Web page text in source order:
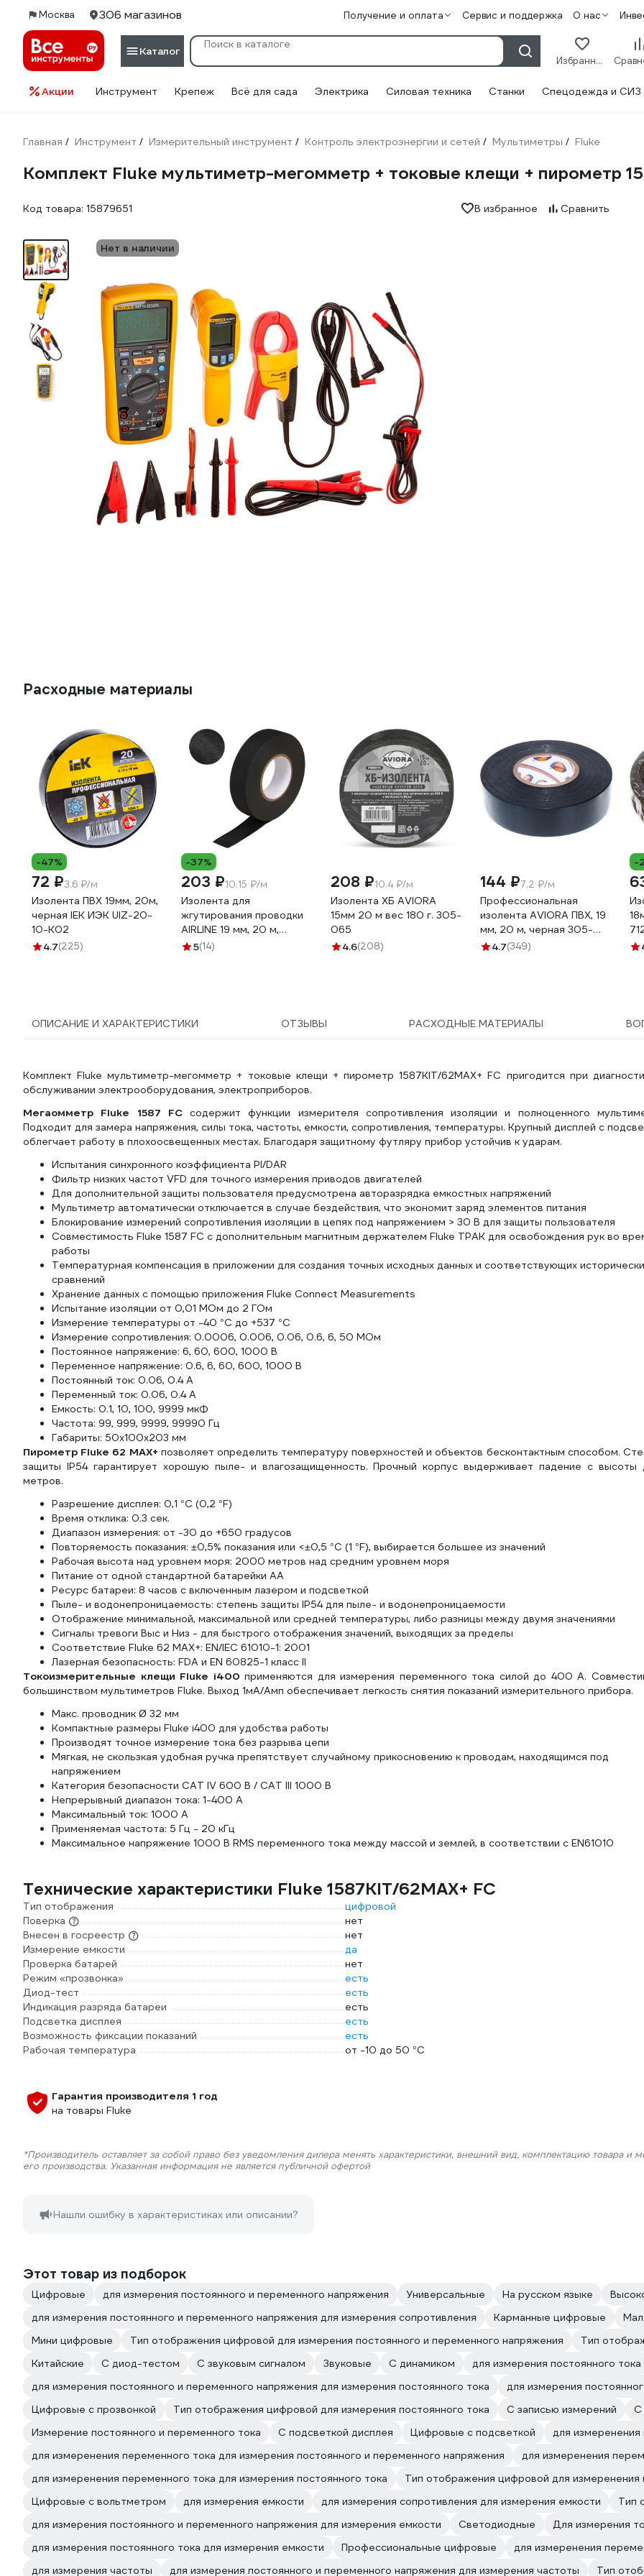
Москва 306 магазинов Получение и оплата Сервис и поддержка О нас
Каталог
Избранное
Акции Инструмент Крепеж Всё для сада Электрика Силовая техника Станки Спецодежда и СИЗ
Главная / Инструмент / Измерительный инструмент / Контроль электроэнергии и сетей / Мультиметры / Fluke
Комплект Fluke мультиметр-мегомметр + токовые клещи + пирометр
Код товара: 15879651 В избранное Сравнить
Нет в наличии
Расходные материалы
-47%
72 ₽3.6 ₽/м
Изолента ПВХ 19мм, 20м,
черная IEK ИЭК UIZ-20-
10-K02
4.7(225)
-37%
203 ₽10.15 ₽/м
Изолента для
жгутирования проводки
AIRLINE 19 мм, 20 м,
термостойкая, на основе
5(14)
208 ₽10.4 ₽/м
Изолента ХБ AVIORA
15мм 20 м вес 180 г. 305-
065
4.6(208)
144 ₽7.2 ₽/м
Профессиональная
изолента AVIORA ПВХ, 19
мм, 20 м, черная 305-
030
4.7(349)
-
ОПИСАНИЕ И ХАРАКТЕРИСТИКИ ОТЗЫВЫ РАСХОДНЫЕ МАТЕРИАЛЫ
Комплект Fluke мультиметр-мегомметр + токовые клещи + пирометр 1587KIT/62MAX+ FC пригодится при
обслуживании электрооборудования, электроприборов.
Мегаомметр Fluke 1587 FCсодержит функции измерителя сопротивления изоляции и полноценного
Подходит для замера напряжения, силы тока, частоты, емкости, сопротивления, температуры. Крупный дисплей с
облегчает работу в плохоосвещенных местах. Благодаря защитному футляру прибор устойчив к ударам.
Испытания синхронного коэффициента PI/DAR
Фильтр низких частот VFD для точного измерения приводов двигателей
Для дополнительной защиты пользователя предусмотрена авторазрядка емкостных напряжений
Мультиметр автоматически отключается в случае бездействия, что экономит заряд элементов питания
Блокирование измерений сопротивления изоляции в цепях под напряжением > 30 В для защиты пользователя
Совместимость Fluke 1587 FC с дополнительным магнитным держателем Fluke TPAK для освобождения рук во
работы
Температурная компенсация в приложении для создания точных исходных данных и соответствующих
сравнений
Хранение данных с помощью приложения Fluke Connect Measurements
Испытание изоляции от 0,01 МОм до 2 ГОм
Измерение температуры от -40 °C до +537 °C
Измерение сопротивления: 0.0006, 0.006, 0.06, 0.6, 6, 50 МОм
Постоянное напряжение: 6, 60, 600, 1000 В
Переменное напряжение: 0.6, 6, 60, 600, 1000 В
Постоянный ток: 0.06, 0.4 А
Переменный ток: 0.06, 0.4 А
Емкость: 0.1, 10, 100, 9999 мкФ
Частота: 99, 999, 9999, 99990 Гц
Габариты: 50х100х203 мм
Пирометр Fluke 62 MAX+ позволяет определить температуру поверхностей и объектов бесконтактным способом.
защиты IP54 гарантирует хорошую пыле- и влагозащищенность. Прочный корпус выдерживает падение с высоты
метров.
Разрешение дисплея: 0,1 °C (0,2 °F)
Время отклика: 0.3 сек.
Диапазон измерения: от -30 до +650 градусов
Повторяемость показания: ±0,5% показания или <±0,5 °C (1 °F), выбирается большее из значений
Рабочая высота над уровнем моря: 2000 метров над средним уровнем моря
Питание от одной стандартной батарейки АА
Ресурс батареи: 8 часов с включенным лазером и подсветкой
Пыле- и водонепроницаемость: степень защиты IP54 для пыле- и водонепроницаемости
Отображение минимальной, максимальной или средней температуры, либо разницы между двумя значениями
Сигналы тревоги Выс и Низ - для быстрого отображения значений, выходящих за пределы
Соответствие Fluke 62 MAX+: EN/IEC 61010-1: 2001
Лазерная безопасность: FDA и EN 60825-1 класс II
Токоизмерительные клещи Fluke i400 применяются для измерения переменного тока силой до 400 А.
большинством мультиметров Fluke. Выход 1мА/Амп обеспечивает легкость снятия показаний измерительного прибора.
Макс. проводник Ø 32 мм
Компактные размеры Fluke i400 для удобства работы
Производят точное измерение тока без разрыва цепи
Мягкая, не скользкая удобная ручка препятствует случайному прикосновению к проводам, находящимся под
напряжением
Категория безопасности CAT IV 600 В / CAT III 1000 В
Непрерывный диапазон тока: 1-400 А
Максимальный ток: 1000 А
Применяемая частота: 5 Гц - 20 кГц
Максимальное напряжение 1000 В RMS переменного тока между массой и землей, в соответствии с EN61010
Технические характеристики Fluke 1587KIT/62MAX+ FC
Тип отображения
цифровой
Поверка
нет
Внесен в госреестр
нет
Измерение емкости
да
Проверка батарей
нет
Режим «прозвонка»
есть
Диод-тест
есть
Индикация разряда батареи
есть
Подсветка дисплея
есть
Возможность фиксации показаний
есть
Рабочая температура
от -10 до 50 °С
Гарантия производителя 1 год
на товары Fluke
*Производитель оставляет за собой право без уведомления дилера менять характеристики, внешний вид, комплектацию товара и
его производства. Указанная информация не является публичной офертой
Нашли ошибку в характеристиках или описании?
Этот товар из подборок
Цифровые для измерения постоянного и переменного напряжения Универсальные На русском языке
для измерения постоянного и переменного напряжения для измерения сопротивления
Карманные цифровые
Мини цифровые
Тип отображения цифровой для измерения постоянного и переменного напряжения
Тип
Китайские
С диод-тестом С звуковым сигналом Звуковые С динамиком
для измерения постоянного тока
для измерения постоянного и переменного напряжения для измерения постоянного тока
для измерения
Цифровые с прозвонкой
Тип отображения цифровой для измерения постоянного тока С записью измерений
С
Измерение постоянного и переменного тока
С подсветкой дисплея Цифровые с подсветкой
для
для измеренения переменного тока для измерения постоянного и переменного напряжения
для измеренения
для измеренения переменного тока для измерения постоянного тока
Тип отображения цифровой для измеренения
Цифровые с вольтметром
для измерения емкости для измерения сопротивления для измерения емкости
Тип
для измерения постоянного и переменного напряжения для измерения емкости
Светодиодные
Для измерения
для измерения постоянного тока для измерения емкости
Профессиональные цифровые
для измеренения
для измерения частоты
для измерения постоянного и переменного напряжения для измерения частоты Тип